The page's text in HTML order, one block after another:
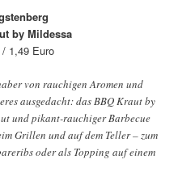
by Mildessa
1,49 Euro
von rauchigen Aromen und
ausgedacht: das BBQ Kraut by
und pikant-rauchiger Barbecue
Grillen und auf dem Teller – zum
oder als Topping auf einem